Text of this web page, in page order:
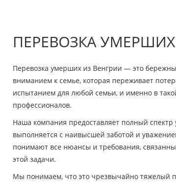
ПЕРЕВОЗКА
Перевозка умерших из Венгрии — это
вниманием к семье, которая переживает
испытанием для любой семьи, и именно в
профессионалов.
Наша компания предоставляет полный спектр
выполняется с наивысшей заботой и
понимают все нюансы и требования,
этой задачи.
Мы понимаем, что это чрезвычайно тяжелый